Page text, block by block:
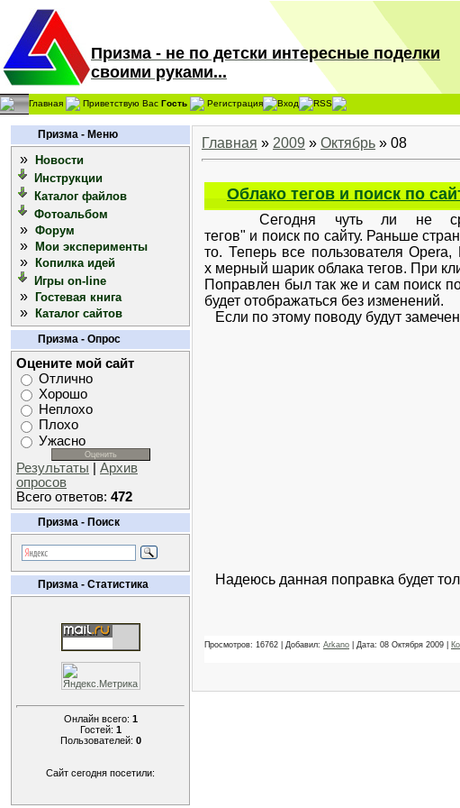
Призма - не по детски интересные поделки
своими руками...
Главная Приветствую Вас Гость Регистрация Вход RSS
Призма - Меню
»
Новости
Инструкции
Каталог файлов
Фотоальбом
» Форум
» Мои эксперименты
»
Копилка идей
Игры on-line
» Гостевая книга
» Каталог сайтов
Призма - Опрос
Оцените мой сайт
Отлично
Хорошо
Неплохо
Плохо
Ужасно
Результаты
Архив
опросов
Всего ответов: 472
Призма - Поиск
Призма - Статистика
Онлайн всего: 1
Гостей: 1
Пользователей: 0
Сайт сегодня посетили:
Главная » 2009 » Октябрь » 08
Облако тегов и поиск по
Сегодня чуть ли не
тегов" и поиск по сайту. Раньше
то. Теперь все пользователя
х мерный шарик облака тегов. При
Поправлен был так же и сам поиск
будет отображаться без изменений.
Если по этому поводу будут
Надеюсь данная поправка будет
Просмотров: 16762 | Добавил: Arkano | Дата: 08 Октября 2009